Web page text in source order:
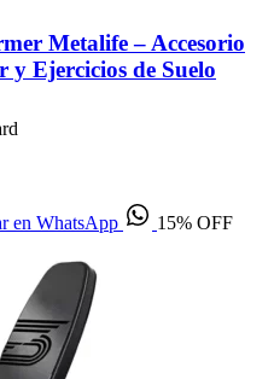
Metalife – Accesorio
y Ejercicios de Suelo
en WhatsApp 15% OFF